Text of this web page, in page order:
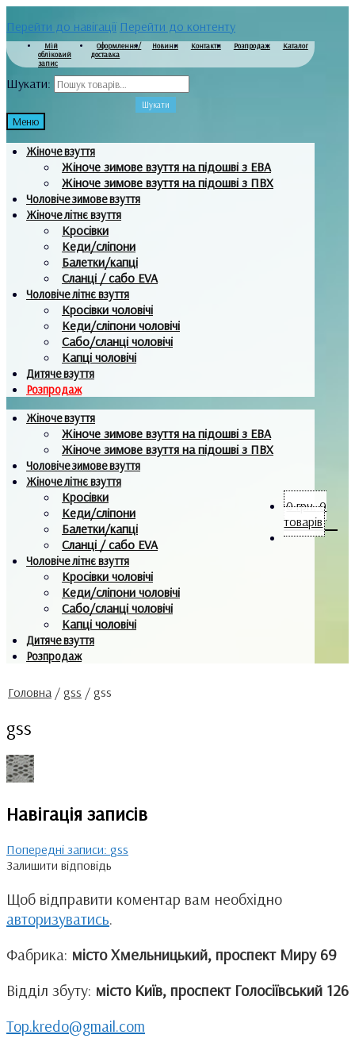
Перейти до навігації Перейти до контенту
Мій
обліковий
запис
Оформлення/
доставка
Новини Контакти Розпродаж Каталог
Шукати:
Шукати
Меню
Жіноче взуття
Жіноче зимове взуття на підошві з ЕВА
Жіноче зимове взуття на підошві з ПВХ
Чоловіче зимове взуття
Жіноче літнє взуття
Кросівки
Кеди/сліпони
Балетки/капці
Сланці / сабо EVA
Чоловіче літнє взуття
Кросівки чоловічі
Кеди/сліпони чоловічі
Сабо/сланці чоловічі
Капці чоловічі
Дитяче взуття
Розпродаж
Жіноче взуття
Жіноче зимове взуття на підошві з ЕВА
Жіноче зимове взуття на підошві з ПВХ
Чоловіче зимове взуття
Жіноче літнє взуття
Кросівки
Кеди/сліпони
Балетки/капці
Сланці / сабо EVA
Чоловіче літнє взуття
Кросівки чоловічі
Кеди/сліпони чоловічі
Сабо/сланці чоловічі
Капці чоловічі
Дитяче взуття
Розпродаж
0грн. 0
товарів
Головна / gss / gss
gss
Навігація записів
Попередні записи: gss
Залишити відповідь
Щоб відправити коментар вам необхідно
авторизуватись.
Фабрика: місто Хмельницький, проспект Миру 69
Відділ збуту: місто Київ, проспект Голосіївський 126
Top.kredo@gmail.com